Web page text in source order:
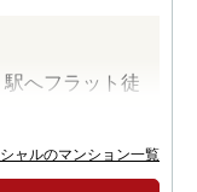
駅へフラット徒
高島町」駅徒歩
５分
ャルのマンション一覧